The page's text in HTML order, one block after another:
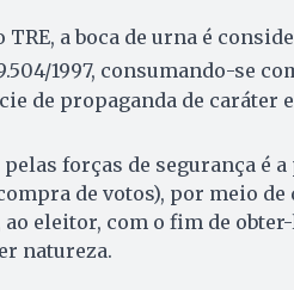
a boca de urna é
1997, consumando-se
de propaganda de caráter
forças de segurança é
de votos), por meio de
eleitor, com o fim de
natureza.